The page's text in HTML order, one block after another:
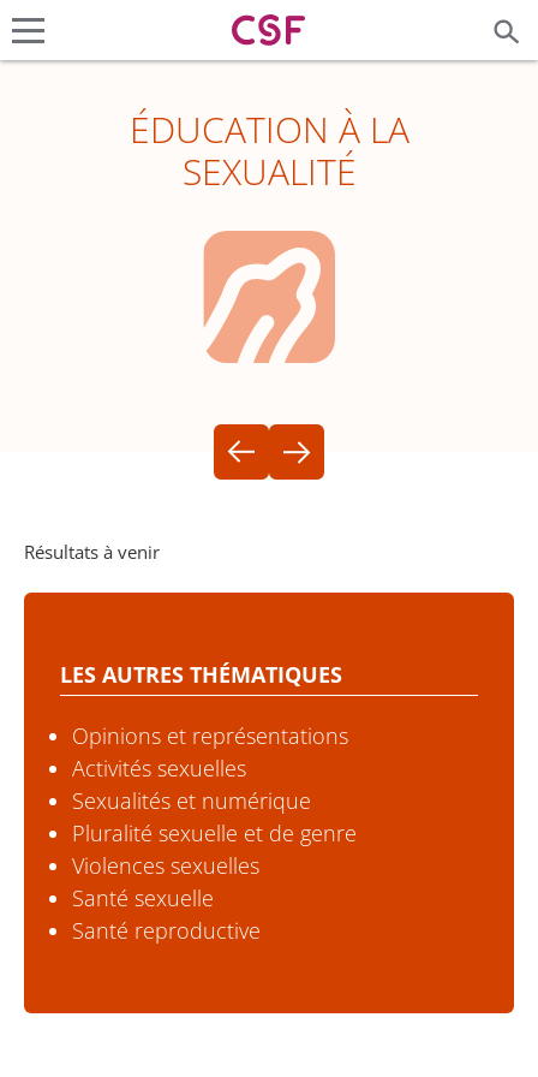
ÉDUCATION À LA
SEXUALITÉ
Résultats à venir
LES AUTRES THÉMATIQUES
Opinions et représentations
Activités sexuelles
Sexualités et numérique
Pluralité sexuelle et de genre
Violences sexuelles
Santé sexuelle
Santé reproductive